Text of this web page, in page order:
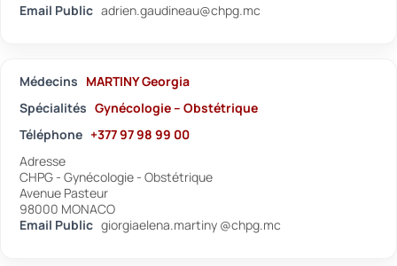
Email Public adrien.gaudineau@chpg.mc
Médecins MARTINY Georgia
Spécialités Gynécologie – Obstétrique
Téléphone +377 97 98 99 00
Adresse
CHPG - Gynécologie - Obstétrique
Avenue Pasteur
98000 MONACO
Email Public giorgiaelena.martiny @chpg.mc